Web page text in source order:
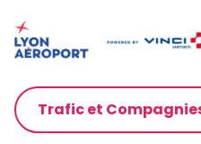
Trafic et